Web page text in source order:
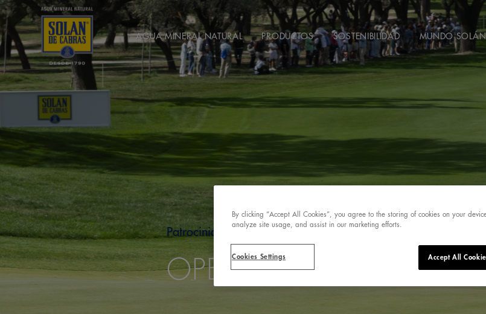
AGUA MINERAL NATURAL PRODUCTOS SOSTENIBILIDAD MUNDO SOLÁN
Patrocinios
OPEN DE ESPAÑA
By clicking “Accept All Cookies”, you agree to the storing of cookies on your
analyze site usage, and assist in our marketing efforts.
Accept All
Cookies Settings